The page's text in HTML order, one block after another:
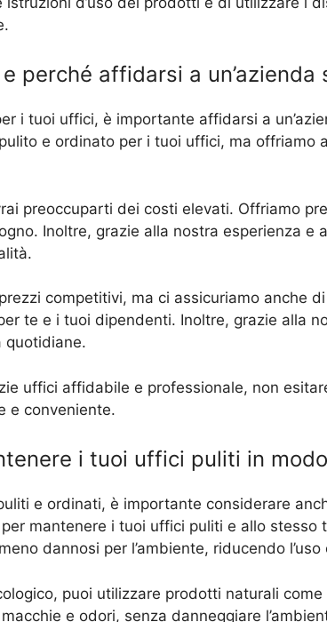
perché affidarsi a un’azienda
i tuoi uffici, è importante affidarsi a
e ordinato per i tuoi uffici, ma offriamo
preoccuparti dei costi elevati. Offriamo
Inoltre, grazie alla nostra esperienza
competitivi, ma ci assicuriamo anche
te e i tuoi dipendenti. Inoltre, grazie alla
quotidiane.
uffici affidabile e professionale, non
e conveniente.
i tuoi uffici puliti in
e ordinati, è importante considerare
mantenere i tuoi uffici puliti e allo stesso
dannosi per l’ambiente, riducendo
puoi utilizzare prodotti naturali
e odori, senza danneggiare